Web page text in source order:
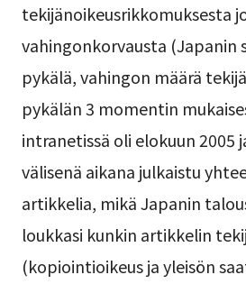
tekijänoikeusrikkomuksesta
vahingonkorvausta (Japanin
pykälä, vahingon määrä
pykälän 3 momentin
intranetissä oli elokuun 2005
välisenä aikana julkaistu
artikkelia, mikä Japanin
loukkasi kunkin artikkelin
(kopiointioikeus ja yleisön